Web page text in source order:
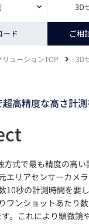
ード ご相
3D
ューションTOP 3D
高精度な高さ計
式で最も精度の高い
エリアセンサーカメ
10秒の計測時間を要
ワンショットあたり
。これにより顕微鏡